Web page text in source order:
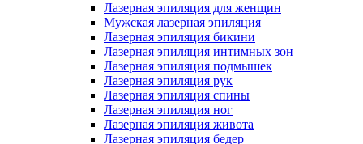
Лазерная эпиляция для женщин
Мужская лазерная эпиляция
Лазерная эпиляция бикини
Лазерная эпиляция интимных зон
Лазерная эпиляция подмышек
Лазерная эпиляция рук
Лазерная эпиляция спины
Лазерная эпиляция ног
Лазерная эпиляция живота
Лазерная эпиляция бедер